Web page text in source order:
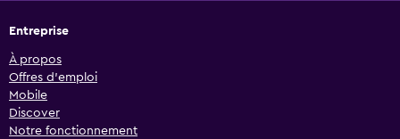
Entreprise
À propos
Offres d’emploi
Mobile
Discover
Notre fonctionnement